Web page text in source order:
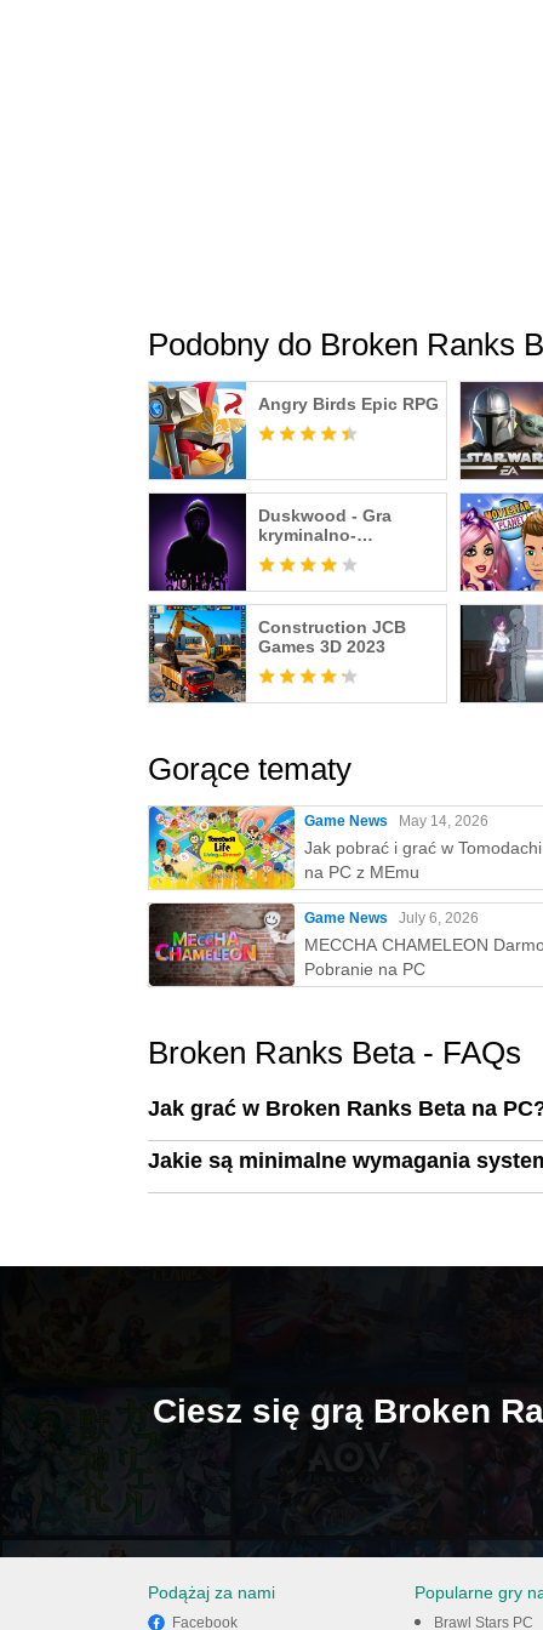
Podobny do Broken Ranks
Angry Birds Epic RPG
Duskwood - Gra
kryminalno-
detektywistyczna
Construction JCB
Games 3D 2023
Gorące tematy
Game News May 14, 2026
Jak pobrać i grać w
na PC z MEmu
Game News July 6, 2026
MECCHA CHAMELEON
Pobranie na PC
Broken Ranks Beta - FAQs
Jak grać w Broken Ranks Beta na
Jakie są minimalne wymagania
Ciesz się grą Broken
Podążaj za nami
Facebook
Popularne gry
Brawl Stars PC